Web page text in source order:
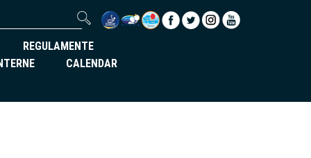
REGULAMENTE
CALENDAR